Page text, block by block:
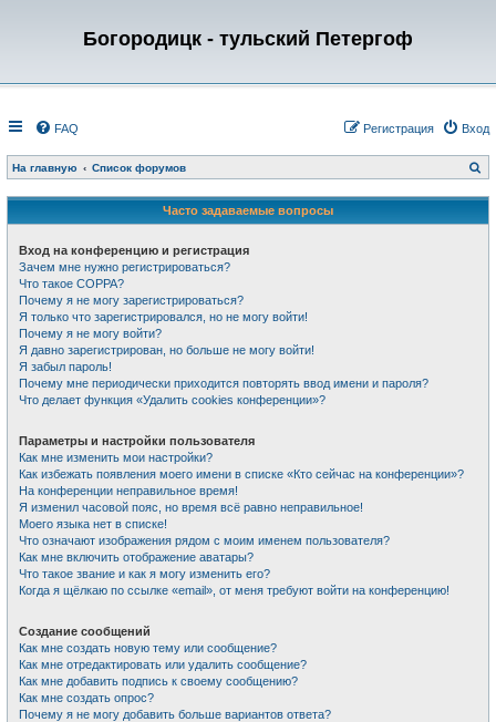
Богородицк - тульский Петергоф
FAQ Вход
Регистрация
На главную Список форумов
о
с
Часто задаваемые вопросы
Вход на конференцию и регистрация
Зачем мне нужно регистрироваться?
Что такое COPPA?
Почему я не могу зарегистрироваться?
Я только что зарегистрировался, но не могу войти!
Почему я не могу войти?
Я давно зарегистрирован, но больше не могу войти!
Я забыл пароль!
Почему мне периодически приходится повторять ввод имени и пароля?
Что делает функция «Удалить cookies конференции»?
Параметры и настройки пользователя
Как мне изменить мои настройки?
Как избежать появления моего имени в списке «Кто сейчас на конференции»?
На конференции неправильное время!
Я изменил часовой пояс, но время всё равно неправильное!
Моего языка нет в списке!
Что означают изображения рядом с моим именем пользователя?
Как мне включить отображение аватары?
Что такое звание и как я могу изменить его?
Когда я щёлкаю по ссылке «email», от меня требуют войти на конференцию!
Создание сообщений
Как мне создать новую тему или сообщение?
Как мне отредактировать или удалить сообщение?
Как мне добавить подпись к своему сообщению?
Как мне создать опрос?
Почему я не могу добавить больше вариантов ответа?